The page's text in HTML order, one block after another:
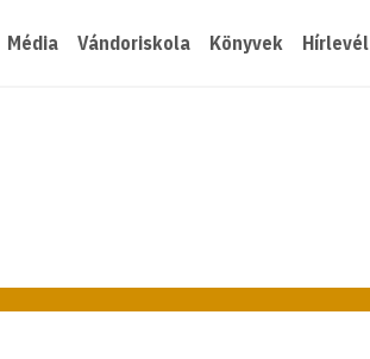
Média Vándoriskola Könyvek Hírlevél